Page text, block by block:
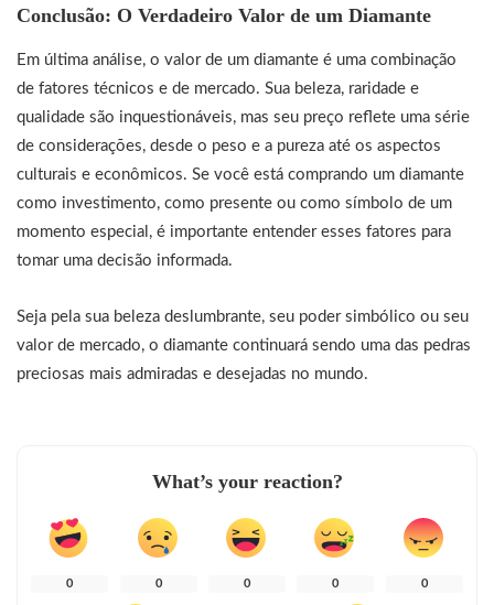
Conclusão: O Verdadeiro Valor de um Diamante
Em última análise, o valor de um diamante é uma combinação
de fatores técnicos e de mercado. Sua beleza, raridade e
qualidade são inquestionáveis, mas seu preço reflete uma série
de considerações, desde o peso e a pureza até os aspectos
culturais e econômicos. Se você está comprando um diamante
como investimento, como presente ou como símbolo de um
momento especial, é importante entender esses fatores para
tomar uma decisão informada.
Seja pela sua beleza deslumbrante, seu poder simbólico ou seu
valor de mercado, o diamante continuará sendo uma das pedras
preciosas mais admiradas e desejadas no mundo.
What’s your reaction?
0 0 0 0 0